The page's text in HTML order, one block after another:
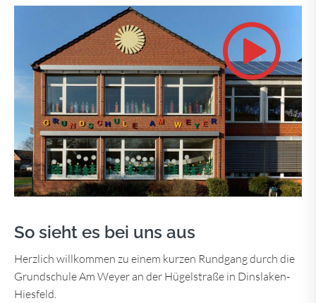
So sieht es bei uns aus
Herzlich willkommen zu einem kurzen Rundgang durch die
Grundschule Am Weyer an der Hügelstraße in Dinslaken-
Hiesfeld.